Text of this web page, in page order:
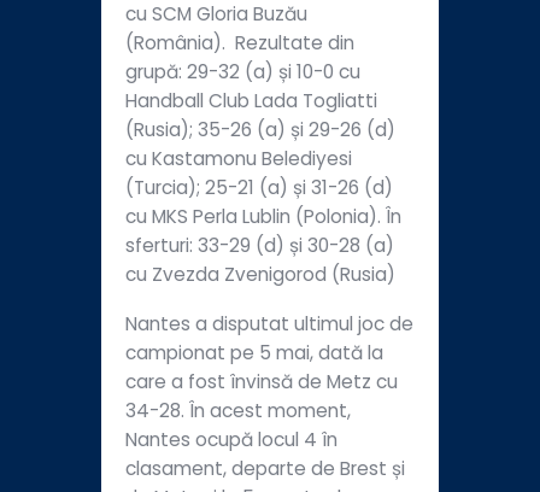
cu SCM Gloria Buzău
(România). Rezultate din
grupă: 29-32 (a) și 10-0 cu
Handball Club Lada Togliatti
(Rusia); 35-26 (a) și 29-26 (d)
cu Kastamonu Belediyesi
(Turcia); 25-21 (a) și 31-26 (d)
cu MKS Perla Lublin (Polonia). În
sferturi: 33-29 (d) și 30-28 (a)
cu Zvezda Zvenigorod (Rusia)
Nantes a disputat ultimul joc de
campionat pe 5 mai, dată la
care a fost învinsă de Metz cu
34-28. În acest moment,
Nantes ocupă locul 4 în
clasament, departe de Brest și